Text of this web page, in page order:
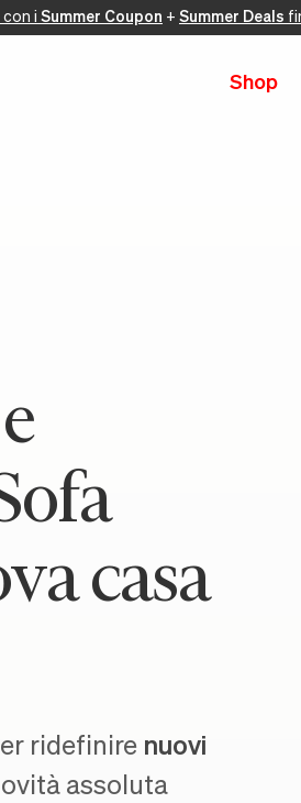
con i Summer Coupon + Summer Deals
Shop
casa
ridefinire nuovi
assoluta